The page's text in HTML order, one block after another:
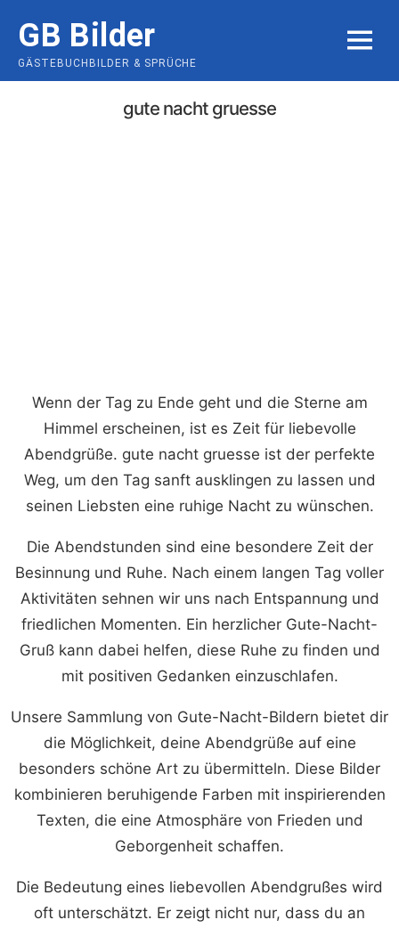
content
GB Bilder
GÄSTEBUCHBILDER & SPRÜCHE
MENU
gute nacht gruesse
Wenn der Tag zu Ende geht und die Sterne am
Himmel erscheinen, ist es Zeit für liebevolle
Abendgrüße. gute nacht gruesse ist der perfekte
Weg, um den Tag sanft ausklingen zu lassen und
seinen Liebsten eine ruhige Nacht zu wünschen.
Die Abendstunden sind eine besondere Zeit der
Besinnung und Ruhe. Nach einem langen Tag voller
Aktivitäten sehnen wir uns nach Entspannung und
friedlichen Momenten. Ein herzlicher Gute-Nacht-
Gruß kann dabei helfen, diese Ruhe zu finden und
mit positiven Gedanken einzuschlafen.
Unsere Sammlung von Gute-Nacht-Bildern bietet dir
die Möglichkeit, deine Abendgrüße auf eine
besonders schöne Art zu übermitteln. Diese Bilder
kombinieren beruhigende Farben mit inspirierenden
Texten, die eine Atmosphäre von Frieden und
Geborgenheit schaffen.
Die Bedeutung eines liebevollen Abendgrußes wird
oft unterschätzt. Er zeigt nicht nur, dass du an